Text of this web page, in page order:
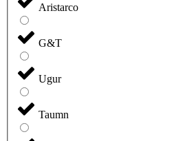
Aristarco
G&T
Ugur
Taumn